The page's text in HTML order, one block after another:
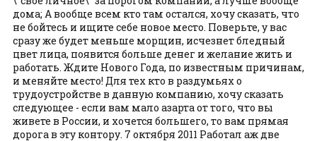
дома; А вообще всем кто там остался, хочу сказать, что
не бойтесь и ищите себе новое место. Поверьте, у вас
сразу же будет меньше морщин, исчезнет бледный
цвет лица, появится больше денег и желание жить и
работать. Ждите Нового Года, по известным причинам,
и меняйте место! Для тех кто в раздумьях о
трудоустройстве в данную компанию, хочу сказать
следующее - если вам мало азарта от того, что вы
живете в России, и хочется большего, то вам прямая
дорога в эту контору. 7 октября 2011 Работал аж две